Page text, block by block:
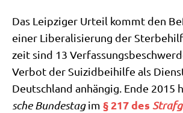
Das Leip­zi­ger Urteil kommt den
einer Libe­ra­li­sie­rung der
zeit sind 13
Ver­bot der Sui­zid­bei­hil­fe als
Deutsch­land anhän­gig. Ende 2015
sche Bun­des­tagim § 217 des